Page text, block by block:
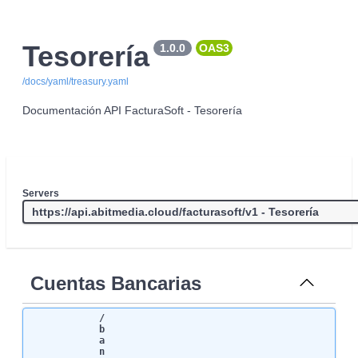
Tesorería 1.0.0 OAS3
/docs/yaml/treasury.yaml
Documentación API FacturaSoft - Tesorería
Servers
Cuentas Bancarias
/
b
a
n